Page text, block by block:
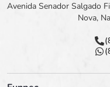
Avenida Senador Salgado
Nova,